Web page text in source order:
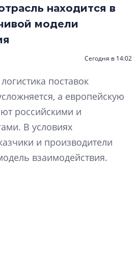
находится в
модели
Сегодня в 14:02
поставок
а европейскую
российскими и
В условиях
и производители
взаимодействия.